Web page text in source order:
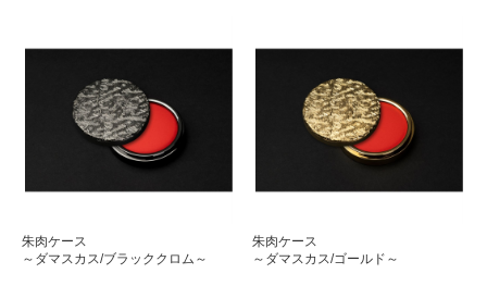
朱肉ケース
～ダマスカス/ブラッククロム～
朱肉ケース
～ダマスカス/ゴールド～